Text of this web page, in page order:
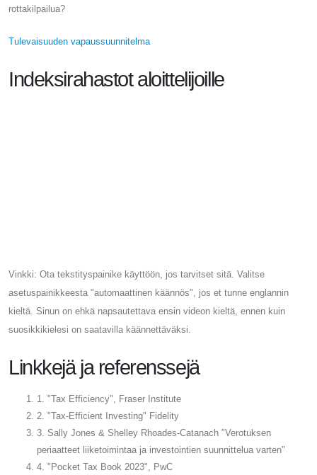
rottakilpailua?
Tulevaisuuden vapaussuunnitelma
Indeksirahastot aloittelijoille
Vinkki: Ota tekstityspainike käyttöön, jos tarvitset sitä. Valitse
asetuspainikkeesta "automaattinen käännös", jos et tunne englannin
kieltä. Sinun on ehkä napsautettava ensin videon kieltä, ennen kuin
suosikkikielesi on saatavilla käännettäväksi.
Linkkejä ja referenssejä
1. "Tax Efficiency", Fraser Institute
2. "Tax-Efficient Investing" Fidelity
3. Sally Jones & Shelley Rhoades-Catanach "Verotuksen
periaatteet liiketoimintaa ja investointien suunnittelua varten"
4. "Pocket Tax Book 2023", PwC